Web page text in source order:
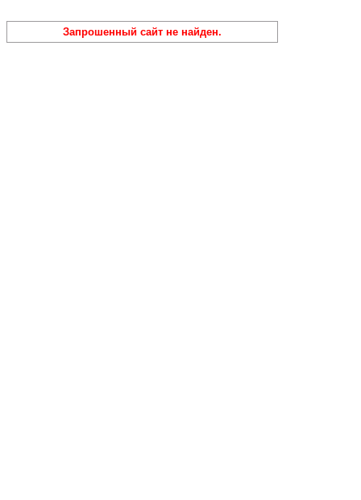
Запрошенный сайт не найден.